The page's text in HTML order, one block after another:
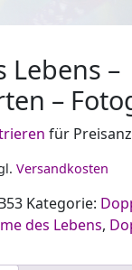
Lebens –
–
für
Versandkosten
Kategorie:
des Lebens,